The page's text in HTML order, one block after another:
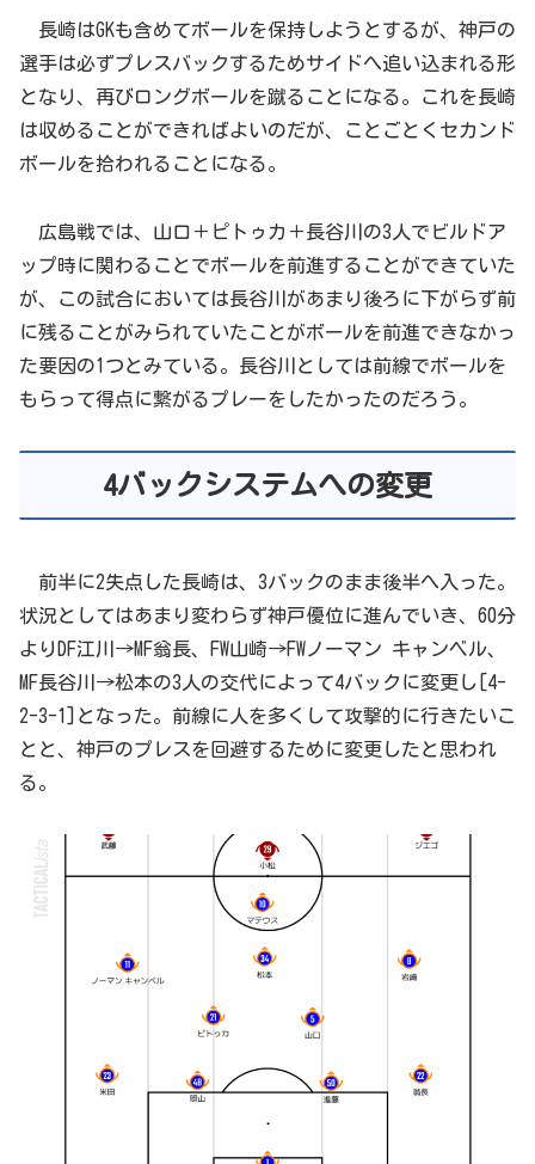
長崎はGKも含めてボールを保持しようとするが、神戸の
選手は必ずプレスバックするためサイドへ追い込まれる形
となり、再びロングボールを蹴ることになる。これを長崎
は収めることができればよいのだが、ことごとくセカンド
ボールを拾われることになる。
広島戦では、山口＋ピトゥカ＋長谷川の3人でビルドア
ップ時に関わることでボールを前進することができていた
が、この試合においては長谷川があまり後ろに下がらず前
に残ることがみられていたことがボールを前進できなかっ
た要因の1つとみている。長谷川としては前線でボールを
もらって得点に繋がるプレーをしたかったのだろう。
4バックシステムへの変更
前半に2失点した長崎は、3バックのまま後半へ入った。
状況としてはあまり変わらず神戸優位に進んでいき、60分
よりDF江川→MF翁長、FW山崎→FWノーマン キャンベル、
MF長谷川→松本の3人の交代によって4バックに変更し[4-
2-3-1]となった。前線に人を多くして攻撃的に行きたいこ
とと、神戸のプレスを回避するために変更したと思われ
る。